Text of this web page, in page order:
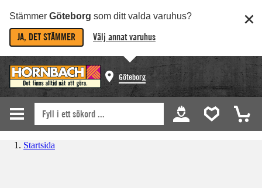
Stämmer Göteborg som ditt valda varuhus?
JA, DET STÄMMER Välj annat varuhus
Göteborg
Startsida